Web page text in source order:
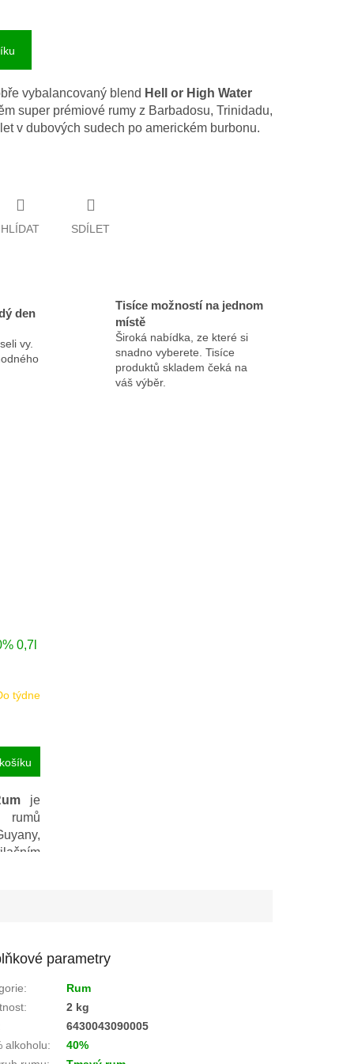
vybalancovaný blend Hell or High Water
super prémiové rumy z Barbadosu, Trinidadu,
v dubových sudech po americkém burbonu.
HLÍDAT SDÍLET
den
vy.
Tisíce možností na jednom
místě
Široká nabídka, ze které si
snadno vyberete. Tisíce
produktů skladem čeká na
váš výběr.
0,7l
týdne
je
rumů
parametry
:
Rum
:
2 kg
6430043090005
alkoholu:
40%